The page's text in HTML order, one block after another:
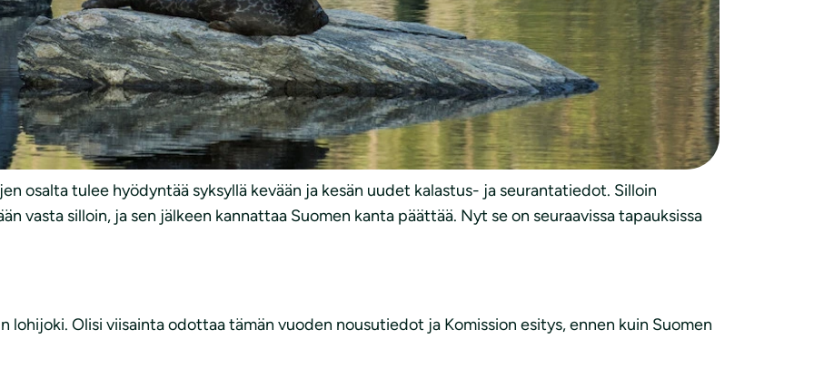
kalastusta EU:ssa, tilannekatsaus ja suuntaviivat vuodeksi 2026”. Komissio toteaa, että
kalakantoihin. Komissio kehottaa jäsenvaltioita toimiin Itämeren tilan parantamiseksi.
kantaan verrattuna liian suuri kalastus.
ainoa nopea keino yrittää parantaa kalakantojen tilannetta. Itämeren muut laajemmat
osalta tulee hyödyntää syksyllä kevään ja kesän uudet kalastus- ja seurantatiedot. Silloin
vasta silloin, ja sen jälkeen kannattaa Suomen kanta päättää. Nyt se on seuraavissa tapauksissa
lohijoki. Olisi viisainta odottaa tämän vuoden nousutiedot ja Komission esitys, ennen kuin Suomen